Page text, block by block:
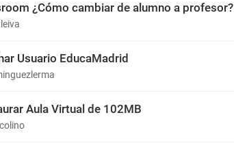
¿Cómo cambiar de alumno a profesor?
Usuario EducaMadrid
Aula Virtual de 102MB